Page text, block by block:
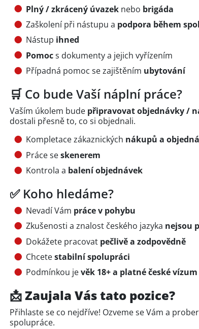
Plný / zkrácený úvazek nebo brigáda
Zaškolení při nástupu a podpora během
Nástup ihned
Pomocs dokumenty a jejich vyřízením
Případná pomoc se zajištěním ubytování
🛒 Co bude Vaší náplní práce?
Vaším úkolem bude připravovat objednávky /
dostali přesně to, co si objednali.
Kompletace zákaznických nákupů a
Práce seskenerem
Kontrola a balení objednávek
✅ Koho hledáme?
Nevadí Vám práce v pohybu
Zkušenosti a znalost českého jazyka nejsou
Dokážete pracovat pečlivě a zodpovědně
Chcetestabilní spolupráci
Podmínkou jevěk 18+ a platné české vízum
📩 Zaujala Vás tato pozice?
Přihlaste se co nejdříve! Ozveme se Vám a
spolupráce.